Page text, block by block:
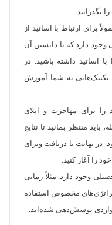
بگذرانید.
برای ارتباط با اساتید از
وجود دارد که با دانستن آن
اساتید داشته باشید. در
تکنیک‌هایی به شما آموزش
را برای مهاجرت و اپلای
باید منتظر بمانید تا نتایج
نهایت با دریافت ویزای
را آغاز کنید.
وجود دارد. مثلاً زمانی
مخصوص استفاده
پوشش‌دهی شده‌اند.